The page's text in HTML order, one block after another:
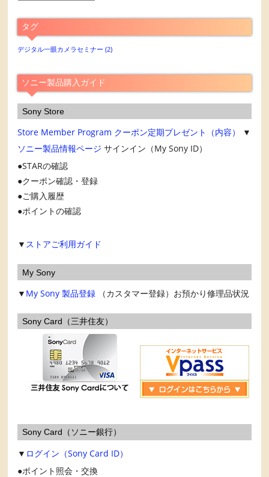
ア
ー
カ
ブ
タグ
デジタル一眼カメラセミナー (2)
ソニー製品購入ガイド
Sony Store
Store Member Program クーポン定期プレゼント（内容）
▼
ソニー製品情報ページ サインイン（My Sony ID）
STARの確認
クーポン確認・登録
ご購入履歴
ポイントの確認
▼ ストアご利用ガイド
My Sony
▼ My Sony 製品登録 （カスタマー登録）お預かり修理品状況
Sony Card（三井住友）
Sony Card（ソニー銀行）
▼ ログイン（Sony Card ID）
ポイント照会・交換